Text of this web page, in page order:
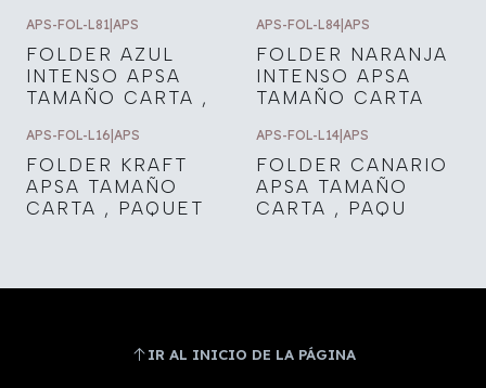
APS-FOL-L81 APS
FOLDER AZUL
INTENSO APSA
TAMAÑO CARTA ,
APS-FOL-L84 APS
FOLDER NARANJA
INTENSO APSA
TAMAÑO CARTA
APS-FOL-L16 APS
FOLDER KRAFT
APSA TAMAÑO
CARTA , PAQUET
APS-FOL-L14 APS
FOLDER CANARIO
APSA TAMAÑO
CARTA , PAQU
IR AL INICIO DE LA PÁGINA